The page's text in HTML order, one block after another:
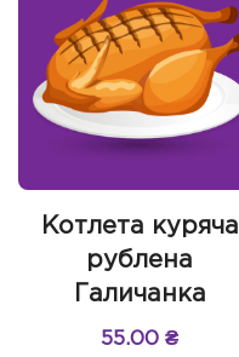
Котлета куряча
рублена
Галичанка
55.00₴